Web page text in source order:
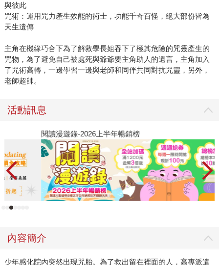
與彼此
咒術：運用咒力產生效能的術士，功能千奇百怪，絕大部份皆為
天生遺傳
主角在機緣巧合下為了解救學長姐吞下了極其危險的咒靈產生的
咒物，為了避免自己被處死與爺爺要主角助人的遺言，主角加入
了咒術高轉，一邊學習一邊與老師和同伴共同對抗咒靈，另外，
老師超帥。
活動訊息
閱讀漫遊錄-2026上半年暢銷榜
內容簡介
少年感化院內突然出現咒胎。為了救出留在裡面的人，高專派遣